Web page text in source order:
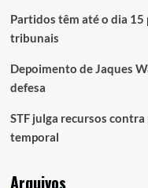
Partidos têm até o dia
tribunais
Depoimento de Jaques
defesa
STF julga recursos
temporal
Arquivos